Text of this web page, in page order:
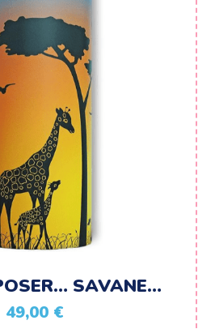
SAVANE…
49,00 €